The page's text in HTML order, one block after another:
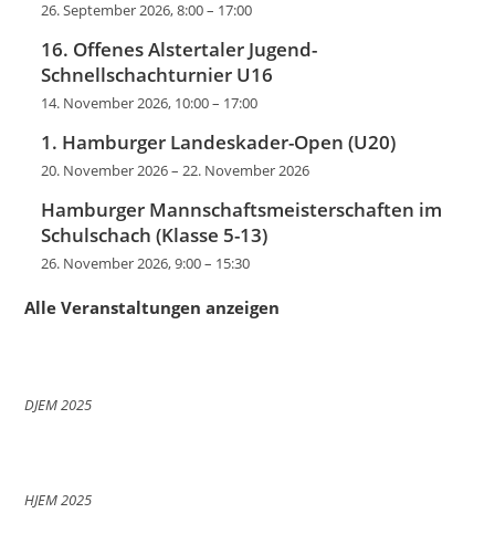
26. September 2026, 8:00– 17:00
16. Offenes Alstertaler Jugend-
Schnellschachturnier U16
14. November 2026, 10:00– 17:00
1. Hamburger Landeskader-Open (U20)
20. November 2026–22. November 2026
Hamburger Mannschaftsmeisterschaften im
Schulschach (Klasse 5-13)
26. November 2026, 9:00– 15:30
Alle Veranstaltungen anzeigen
DJEM 2025
HJEM 2025